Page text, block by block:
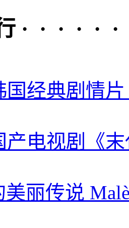
· · · · · ·
国经典剧情
产电视剧《
丽传说